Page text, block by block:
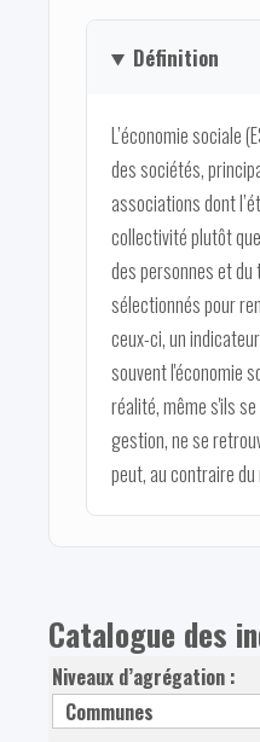
Définition
L’économie sociale
des sociétés,
associations dont
collectivité plutôt
des personnes et
sélectionnés pour
ceux-ci, un
souvent l'économie
réalité, même s'ils
gestion, ne se
peut, au contraire
Catalogue des
Niveaux d’agrégation :